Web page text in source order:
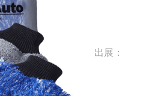
出展：